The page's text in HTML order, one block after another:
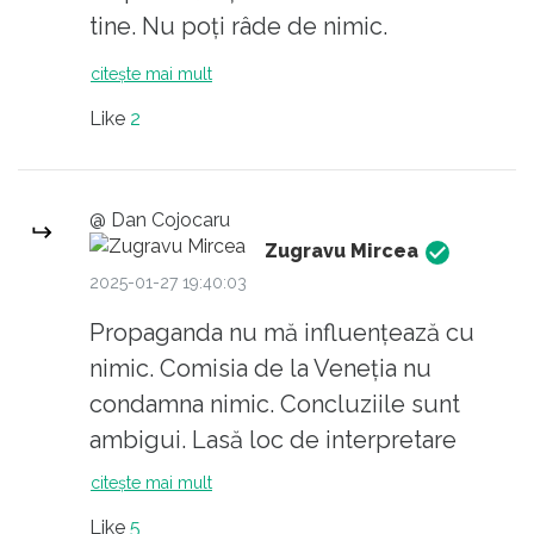
tine. Nu poți râde de nimic.
citește mai mult
Like 2
@ Dan Cojocaru
Zugravu Mircea
2025-01-27 19:40:03
Propaganda nu mă influențează cu
nimic. Comisia de la Veneția nu
condamna nimic. Concluziile sunt
ambigui. Lasă loc de interpretare
tuturor părților. În altă ordine de idei,
citește mai mult
Like 5